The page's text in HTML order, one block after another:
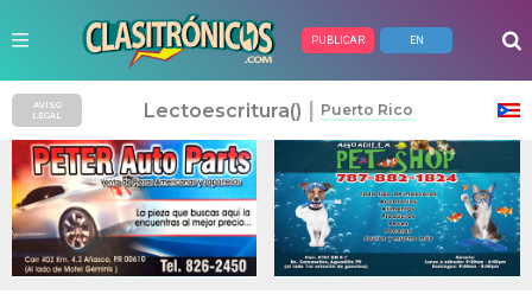
PUBLICAR EN
Anuncios Pagados
AVISO
LEGAL
Lectoescritura() Puerto Rico